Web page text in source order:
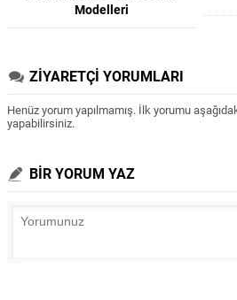
Modelleri
ZİYARETÇİ YORUMLARI
Henüz yorum yapılmamış. İlk yorumu
yapabilirsiniz.
BİR YORUM YAZ